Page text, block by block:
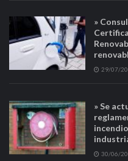
»
29/07/
» Se
30/06/